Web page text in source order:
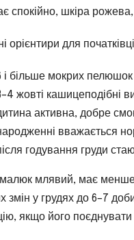
спокійно, шкіра
орієнтири для
і більше мокрих
жовті кашицеподібні
активна, добре
вважається
годування груди
млявий, має менше
змін у грудях до 6–7
якщо його